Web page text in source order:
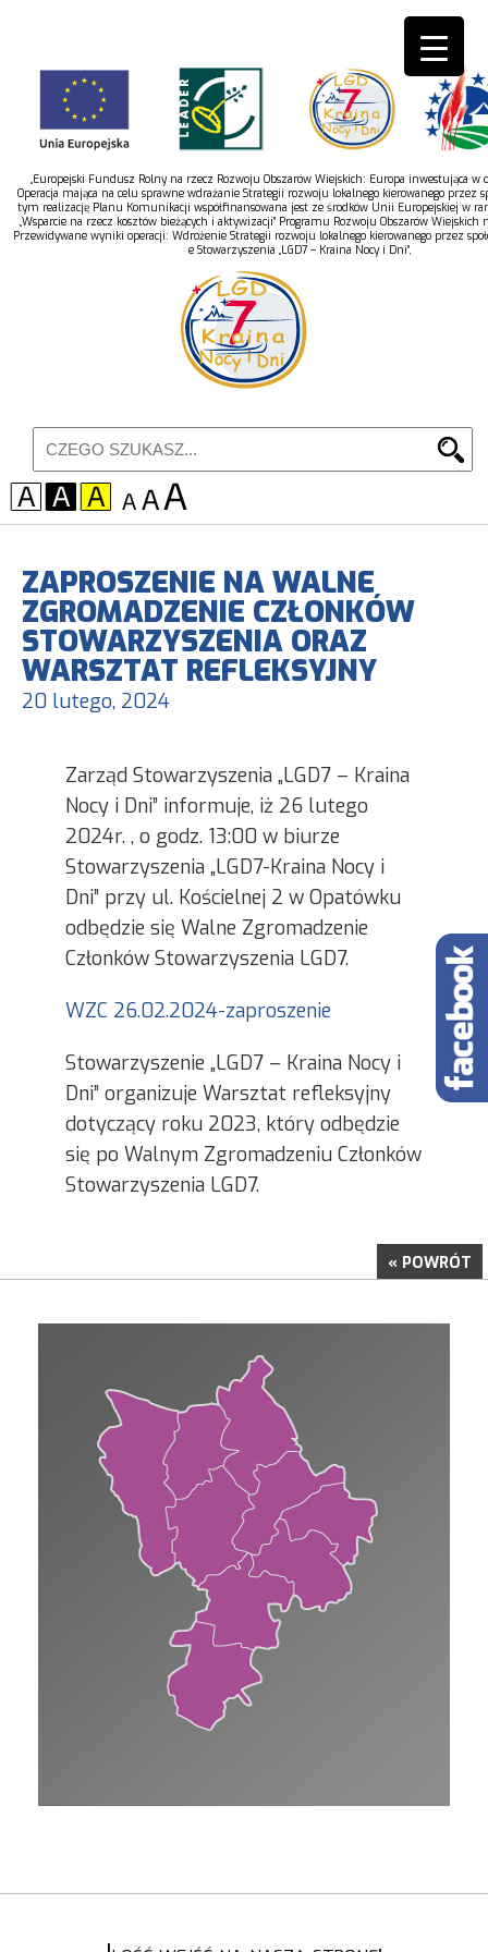
„Europejski Fundusz Rolny na rzecz Rozwoju Obszarów Wiejskich: Europa inwestująca w
Operacja mająca na celu sprawne wdrażanie Strategii rozwoju lokalnego kierowanego przez
tym realizację Planu Komunikacji współfinansowana jest ze środków Unii Europejskiej w
„Wsparcie na rzecz kosztów bieżących i aktywizacji” Programu Rozwoju Obszarów Wiejskich
Przewidywane wyniki operacji: Wdrożenie Strategii rozwoju lokalnego kierowanego przez
e Stowarzyszenia „LGD7 – Kraina Nocy i Dni”,
ZAPROSZENIE NA WALNE
ZGROMADZENIE CZŁONKÓW
STOWARZYSZENIA ORAZ
WARSZTAT REFLEKSYJNY
20 lutego, 2024
Zarząd Stowarzyszenia „LGD7 – Kraina
Nocy i Dni” informuje, iż 26 lutego
2024r. , o godz. 13:00 w biurze
Stowarzyszenia „LGD7-Kraina Nocy i
Dni” przy ul. Kościelnej 2 w Opatówku
odbędzie się Walne Zgromadzenie
Członków Stowarzyszenia LGD7.
WZC 26.02.2024-zaproszenie
Stowarzyszenie „LGD7 – Kraina Nocy i
Dni” organizuje Warsztat refleksyjny
dotyczący roku 2023, który odbędzie
się po Walnym Zgromadzeniu Członków
Stowarzyszenia LGD7.
« POWRÓT